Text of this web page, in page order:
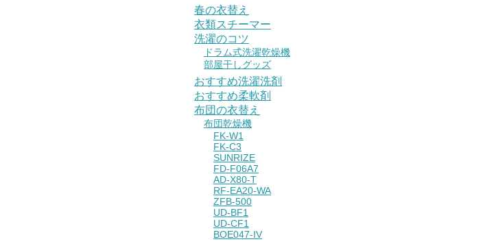
春の衣替え
衣類スチーマー
洗濯のコツ
ドラム式洗濯乾燥機
部屋干しグッズ
おすすめ洗濯洗剤
おすすめ柔軟剤
布団の衣替え
布団乾燥機
FK-W1
FK-C3
SUNRIZE
FD-F06A7
AD-X80-T
RF-EA20-WA
ZFB-500
UD-BF1
UD-CF1
BOE047-IV